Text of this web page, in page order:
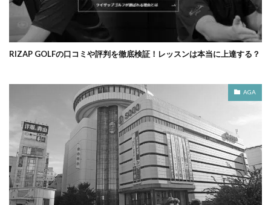
RIZAP GOLFの口コミや評判を徹底検証！レッスンは本当に上達する？
AGA